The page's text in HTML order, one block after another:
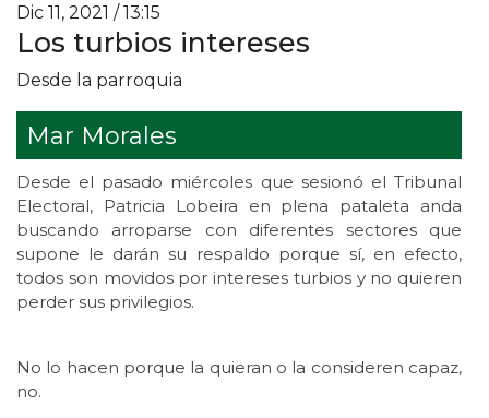
Dic 11, 2021 / 13:15
Los turbios intereses
Desde la parroquia
Mar Morales
Desde el pasado miércoles que sesionó el Tribunal
Electoral, Patricia Lobeira en plena pataleta anda
buscando arroparse con diferentes sectores que
supone le darán su respaldo porque sí, en efecto,
todos son movidos por intereses turbios y no quieren
perder sus privilegios.
No lo hacen porque la quieran o la consideren capaz,
no.